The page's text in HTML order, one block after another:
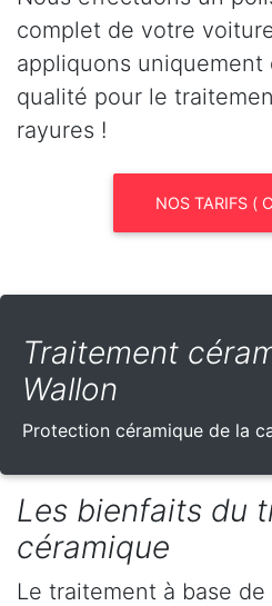
complet de votre
appliquons uniquement
qualité pour le
rayures !
NOS TARIFS (
Traitement
Wallon
Protection céramique de la
Les bienfaits du
céramique
Le traitement à base